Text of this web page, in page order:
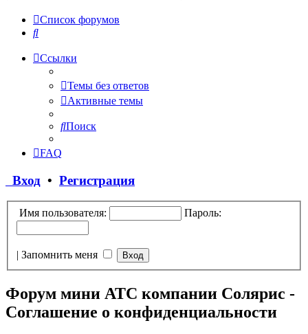
Список форумов
Поиск
Ссылки
Темы без ответов
Активные темы
Поиск
FAQ
Вход • Регистрация
Имя пользователя: Пароль:
| Запомнить меня
Форум мини АТС компании Солярис -
Соглашение о конфиденциальности